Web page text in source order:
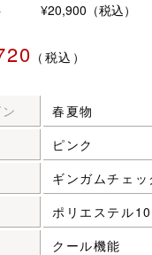
¥20,900（税込）
（税込）
春夏物
ピンク
ギンガムチェッ
ポリエステル
クール機能